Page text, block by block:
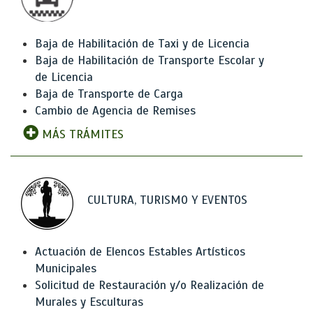
Baja de Habilitación de Taxi y de Licencia
Baja de Habilitación de Transporte Escolar y
de Licencia
Baja de Transporte de Carga
Cambio de Agencia de Remises
MÁS TRÁMITES
CULTURA, TURISMO Y EVENTOS
Actuación de Elencos Estables Artísticos
Municipales
Solicitud de Restauración y/o Realización de
Murales y Esculturas